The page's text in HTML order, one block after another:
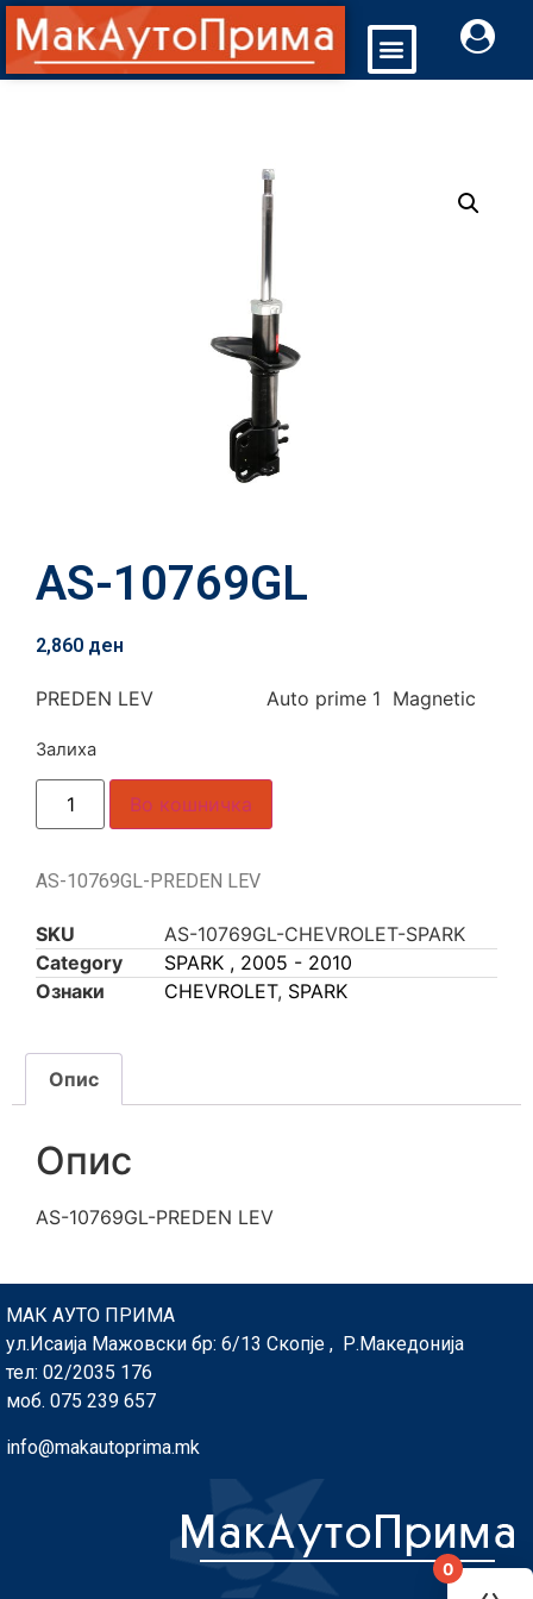
AS-10769GL
2,860 ден
PREDEN LEV Auto prime 1 Magnetic
Залиха
Во кошничка
AS-10769GL-PREDEN LEV
SKU
AS-10769GL-CHEVROLET-SPARK
Category
SPARK , 2005 - 2010
Ознаки
CHEVROLET, SPARK
Опис
Опис
AS-10769GL-PREDEN LEV
МАК АУТО ПРИМА
ул.Исаија Мажовски бр: 6/13 Скопје , Р.Македонија
тел: 02/2035 176
моб. 075 239 657
info@makautoprima.mk
0